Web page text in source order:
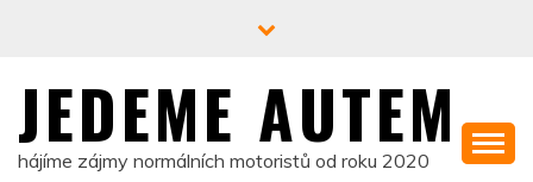
JEDEME AUTEM
hájíme zájmy normálních motoristů od roku 2020